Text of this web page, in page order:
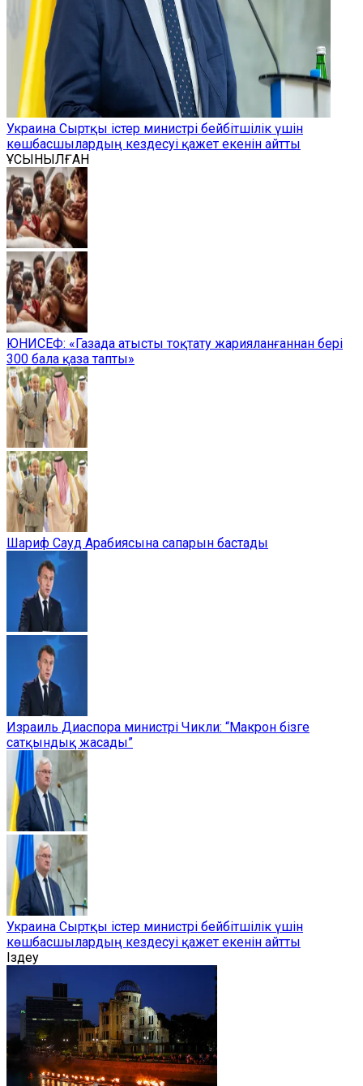
Украина Сыртқы істер министрі бейбітшілік үшін
көшбасшылардың кездесуі қажет екенін айтты
ҰСЫНЫЛҒАН
ЮНИСЕФ: «Газада атысты тоқтату жарияланғаннан бері
300 бала қаза тапты»
Шариф Сауд Арабиясына сапарын бастады
Израиль Диаспора министрі Чикли: “Макрон бізге
сатқындық жасады”
Украина Сыртқы істер министрі бейбітшілік үшін
көшбасшылардың кездесуі қажет екенін айтты
Іздеу